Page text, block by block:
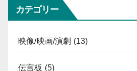
カテゴリー
映像/映画/演劇 (13)
伝言板 (5)